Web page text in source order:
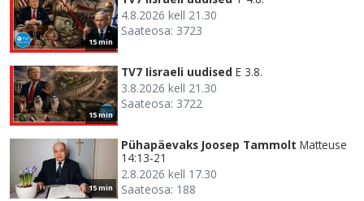
15 min
4.8.2026 kell 21.30
Saateosa: 3723
15 min
TV7 Iisraeli uudised E 3.8.
3.8.2026 kell 21.30
Saateosa: 3722
15 min
Pühapäevaks Joosep Tammolt Matteuse
14:13-21
2.8.2026 kell 17.30
Saateosa: 188